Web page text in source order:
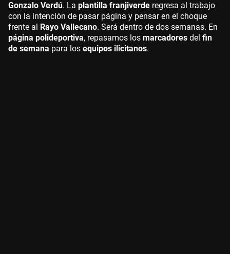
Gonzalo Verdú. La plantilla franjiverde regresa al trabajo
con la intención de pasar página y pensar en el choque
frente al Rayo Vallecano. Será dentro de dos semanas. En
página polideportiva, repasamos los marcadores del fin
de semana para los equipos ilicitanos.